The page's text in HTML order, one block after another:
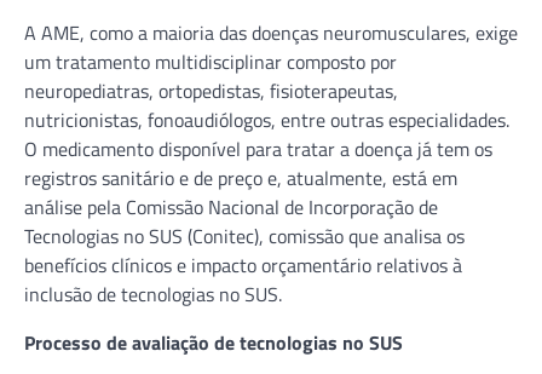
A AME, como a maioria das doenças neuromusculares, exige
um tratamento multidisciplinar composto por
neuropediatras, ortopedistas, fisioterapeutas,
nutricionistas, fonoaudiólogos, entre outras especialidades.
O medicamento disponível para tratar a doença já tem os
registros sanitário e de preço e, atualmente, está em
análise pela Comissão Nacional de Incorporação de
Tecnologias no SUS (Conitec), comissão que analisa os
benefícios clínicos e impacto orçamentário relativos à
inclusão de tecnologias no SUS.
Processo de avaliação de tecnologias no SUS